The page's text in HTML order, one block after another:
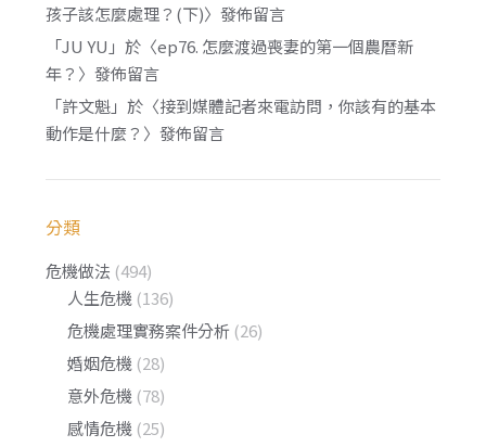
孩子該怎麼處理？(下)〉發佈留言
「JU YU 」於〈ep76. 怎麼渡過喪妻的第一個農曆新
年？ 〉發佈留言
「許文魁」於〈接到媒體記者來電訪問，你該有的基本
動作是什麼？ 〉發佈留言
分類
危機做法 (494)
人生危機 (136)
危機處理實務案件分析 (26)
婚姻危機 (28)
意外危機 (78)
感情危機 (25)